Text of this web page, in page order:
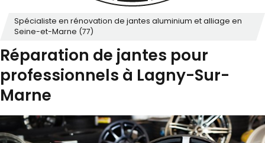
Réparation de jantes pour
professionnels à Lagny-Sur-
Marne
Spécialiste en rénovation de jantes aluminium et alliage en
Seine-et-Marne (77)